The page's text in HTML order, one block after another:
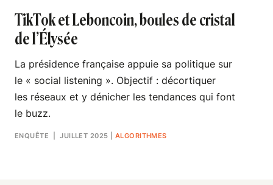
TikTok et Leboncoin, boules de cristal
de l’Élysée
La présidence française appuie sa politique sur
le « social listening ». Objectif : décortiquer
les réseaux et y dénicher les tendances qui font
le buzz.
ENQUÊTE | JUILLET 2025 ALGORITHMES